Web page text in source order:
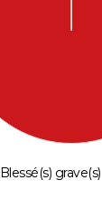
Blessé(s) grave(s)